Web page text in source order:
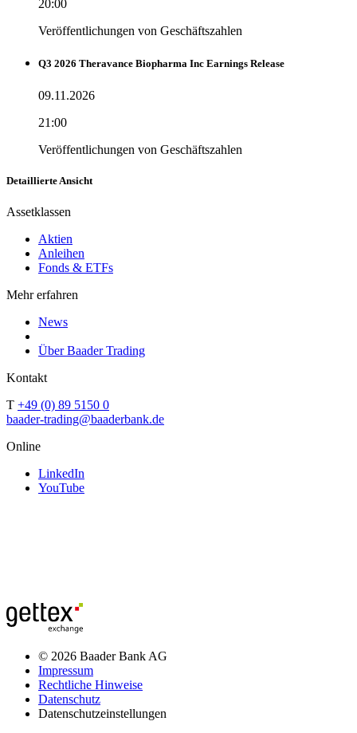
20:00
Veröffentlichungen von Geschäftszahlen
Q3 2026 Theravance Biopharma Inc Earnings Release
09.11.2026
21:00
Veröffentlichungen von Geschäftszahlen
Detaillierte Ansicht
Assetklassen
Aktien
Anleihen
Fonds & ETFs
Mehr erfahren
News
Über Baader Trading
Kontakt
T +49 (0) 89 5150 0
baader-trading@baaderbank.de
Online
LinkedIn
YouTube
© 2026 Baader Bank AG
Impressum
Rechtliche Hinweise
Datenschutz
Datenschutzeinstellungen